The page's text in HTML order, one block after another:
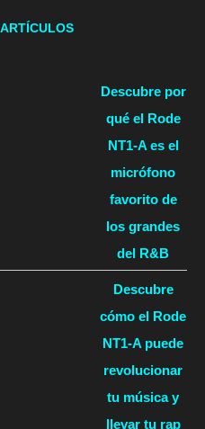
ARTÍCULOS
Descubre por
qué el Rode
NT1-A es el
micrófono
favorito de
los grandes
del R&B
Descubre
cómo el Rode
NT1-A puede
revolucionar
tu música y
llevar tu rap